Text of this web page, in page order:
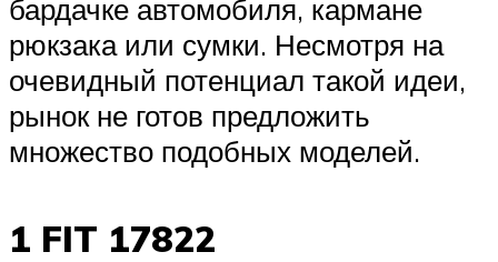
бардачке автомобиля, кармане
рюкзака или сумки. Несмотря на
очевидный потенциал такой идеи,
рынок не готов предложить
множество подобных моделей.
1 FIT 17822